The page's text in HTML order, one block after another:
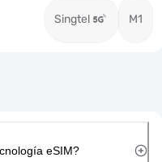
Singtel M1
eSIM?